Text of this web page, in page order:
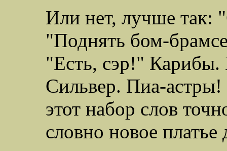
Или нет, лучше так:
"Поднять бом-
"Есть, сэр!"
Сильвер. Пиа-
этот набор слов
словно новое